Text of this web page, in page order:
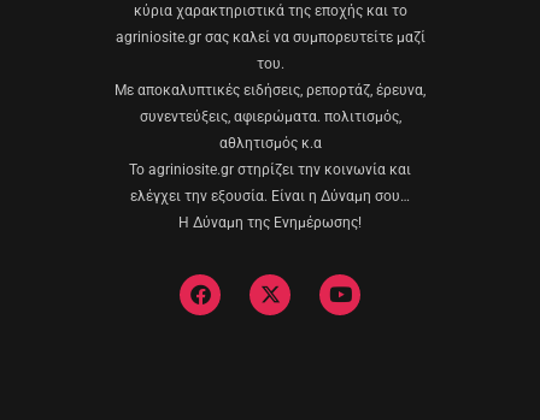
κύρια χαρακτηριστικά της εποχής και το
agriniosite.gr σας καλεί να συμπορευτείτε μαζί
του.
Με αποκαλυπτικές ειδήσεις, ρεπορτάζ, έρευνα,
συνεντεύξεις, αφιερώματα. πολιτισμός,
αθλητισμός κ.α
Το agriniosite.gr στηρίζει την κοινωνία και
ελέγχει την εξουσία. Είναι η Δύναμη σου…
Η Δύναμη της Ενημέρωσης!